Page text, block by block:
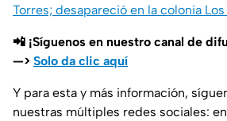
Torres; desapareció en la colonia
📲 ¡Síguenos en nuestro canal de
—> Solo da clic aquí
Y para esta y más información,
nuestras múltiples redes sociales: